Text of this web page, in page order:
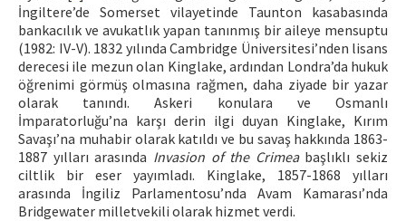
İngiltere’de Somerset vilayetinde Taunton kasabasında
bankacılık ve avukatlık yapan tanınmış bir aileye mensuptu
(1982: IV-V). 1832 yılında Cambridge Üniversitesi’nden lisans
derecesi ile mezun olan Kinglake, ardından Londra’da hukuk
öğrenimi görmüş olmasına rağmen, daha ziyade bir yazar
olarak tanındı. Askeri konulara ve Osmanlı
İmparatorluğu’na karşı derin ilgi duyan Kinglake, Kırım
Savaşı’na muhabir olarak katıldı ve bu savaş hakkında 1863-
1887 yılları arasında Invasion of the Crimeabaşlıklı sekiz
ciltlik bir eser yayımladı. Kinglake, 1857-1868 yılları
arasında İngiliz Parlamentosu’nda Avam Kamarası’nda
Bridgewater milletvekili olarak hizmet verdi.